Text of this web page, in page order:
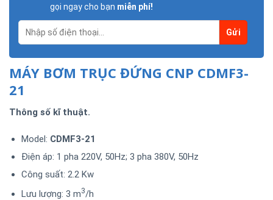
gọi ngay cho bạn miễn phí!
MÁY BƠM TRỤC ĐỨNG CNP CDMF3-
21
Thông số kĩ thuật.
Model: CDMF3-21
Điện áp: 1 pha 220V, 50Hz; 3 pha 380V, 50Hz
Công suất: 2.2 Kw
Lưu lượng: 3 m3/h